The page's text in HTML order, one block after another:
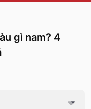
gì nam? 4